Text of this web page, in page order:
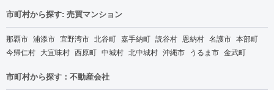
市町村から探す: 売買マンション
那覇市 浦添市 宜野湾市 北谷町 嘉手納町 読谷村 恩納村 名護市 本部町
今帰仁村 大宜味村 西原町 中城村 北中城村 沖縄市 うるま市 金武町
市町村から探す：不動産会社